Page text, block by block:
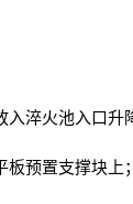
入淬火池入口
板预置支撑块